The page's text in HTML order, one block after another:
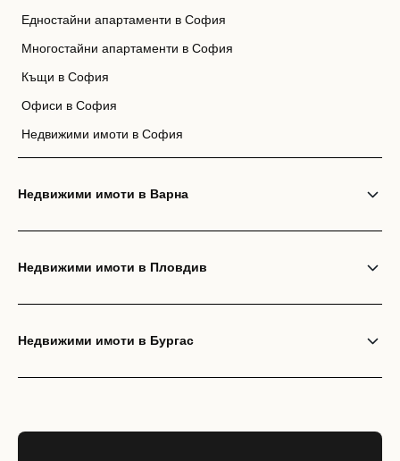
Едностайни апартаменти в София
Многостайни апартаменти в София
Къщи в София
Офиси в София
Недвижими имоти в София
Недвижими имоти в Варна
Недвижими имоти в Пловдив
Недвижими имоти в Бургас